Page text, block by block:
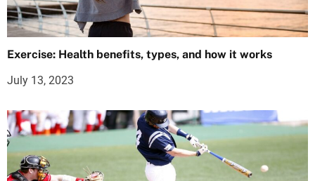
Exercise: Health benefits, types, and how it works
July 13, 2023